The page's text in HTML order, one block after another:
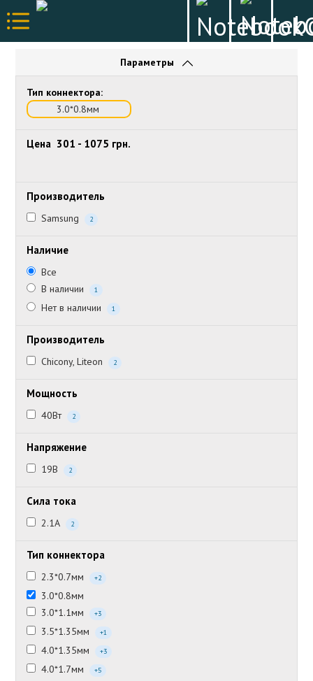
Параметры
Тип коннектора:
3.0*0.8мм
Цена 301 - 1075 грн.
Производитель
Samsung 2
Наличие
Все
В наличии
1
Нет в наличии 1
Производитель
Chicony, Liteon 2
Мощность
40Вт 2
Напряжение
19В 2
Сила тока
2.1А 2
Тип коннектора
2.3*0.7мм +2
3.0*0.8мм
3.0*1.1мм
+3
3.5*1.35мм +1
4.0*1.35мм +3
4.0*1.7мм +5